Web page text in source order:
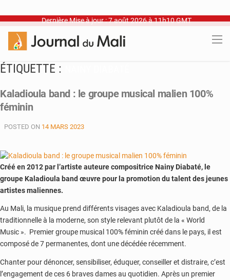
Dernière Mise à jour : 7 août 2026 à 11h10 GMT
ÉTIQUETTE :
Kaladioula band : le groupe musical malien 100%
féminin
POSTED ON 14 MARS 2023
Créé en 2012 par l’artiste auteure compositrice Nainy Diabaté, le
groupe Kaladioula band œuvre pour la promotion du talent des jeunes
artistes maliennes.
Au Mali, la musique prend différents visages avec Kaladioula band, de la
traditionnelle à la moderne, son style relevant plutôt de la « World
Music ». Premier groupe musical 100% féminin créé dans le pays, il est
composé de 7 permanentes, dont une décédée récemment.
Chanter pour dénoncer, sensibiliser, éduquer, conseiller et distraire, c’est
l’engagement de ces 6 braves dames au quotidien. Après un premier